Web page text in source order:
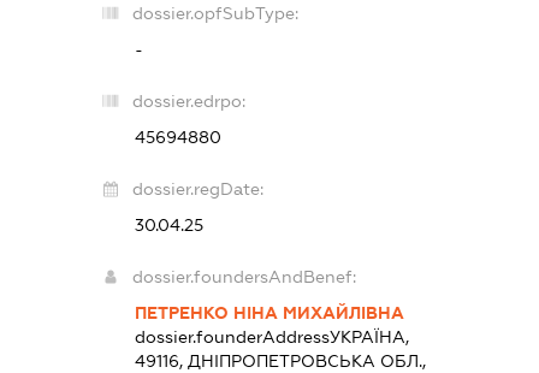
dossier.opfSubType:
-
dossier.edrpo:
45694880
dossier.regDate:
30.04.25
dossier.foundersAndBenef:
ПЕТРЕНКО НІНА МИХАЙЛІВНА
dossier.founderAddressУКРАЇНА,
49116, ДНІПРОПЕТРОВСЬКА ОБЛ.,